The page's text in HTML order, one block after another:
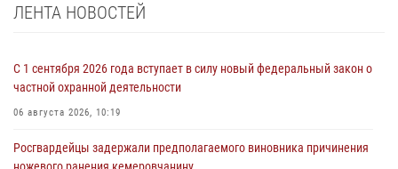
ЛЕНТА НОВОСТЕЙ
С 1 сентября 2026 года вступает в силу новый федеральный закон о
частной охранной деятельности
06 августа 2026, 10:19
Росгвардейцы задержали предполагаемого виновника причинения
ножевого ранения кемеровчанину